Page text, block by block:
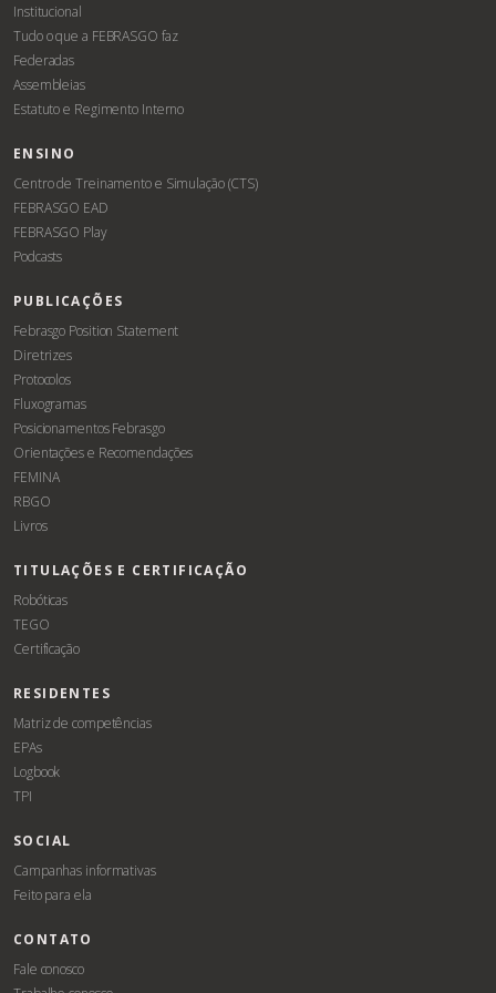
Institucional
Tudo o que a FEBRASGO faz
Federadas
Assembleias
Estatuto e Regimento Interno
ENSINO
Centro de Treinamento e Simulação (CTS)
FEBRASGO EAD
FEBRASGO Play
Podcasts
PUBLICAÇÕES
Febrasgo Position Statement
Diretrizes
Protocolos
Fluxogramas
Posicionamentos Febrasgo
Orientações e Recomendações
FEMINA
RBGO
Livros
TITULAÇÕES E CERTIFICAÇÃO
Robóticas
TEGO
Certificação
RESIDENTES
Matriz de competências
EPAs
Logbook
TPI
SOCIAL
Campanhas informativas
Feito para ela
CONTATO
Fale conosco